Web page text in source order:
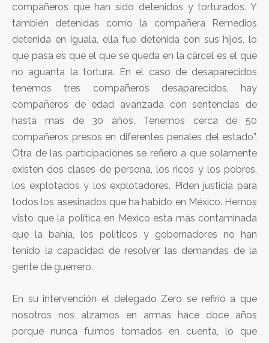
compañeros que han sido detenidos y torturados. Y
también detenidas como la compañera Remedios
detenida en Iguala, ella fue detenida con sus hijos, lo
que pasa es que el que se queda en la cárcel es el que
no aguanta la tortura. En el caso de desaparecidos
tenemos tres compañeros desaparecidos, hay
compañeros de edad avanzada con sentencias de
hasta mas de 30 años. Tenemos cerca de 50
compañeros presos en diferentes penales del estado”.
Otra de las participaciones se refiero a que solamente
existen dos clases de persona, los ricos y los pobres,
los explotados y los explotadores. Piden justicia para
todos los asesinados que ha habido en México. Hemos
visto que la política en México esta más contaminada
que la bahía, los políticos y gobernadores no han
tenido la capacidad de resolver las demandas de la
gente de guerrero.
En su intervención el delegado Zero se refirió a que
nosotros nos alzamos en armas hace doce años
porque nunca fuimos tomados en cuenta, lo que